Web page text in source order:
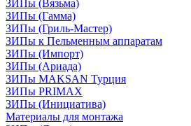
ЗИПы (Вязьма)
ЗИПы (Гамма)
ЗИПы (Гриль-Мастер)
ЗИПы к Пельменным аппаратам
ЗИПы (Импорт)
ЗИПы (Ариада)
ЗИПы MAKSAN Турция
ЗИПы PRIMAX
ЗИПы (Инициатива)
Материалы для монтажа